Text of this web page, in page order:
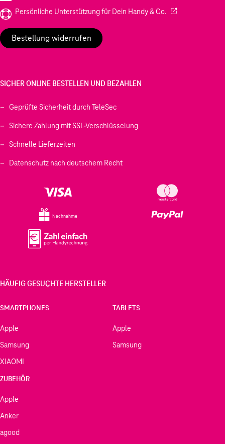
Persönliche Unterstützung für Dein Handy & Co. (Wird in einem
Bestellung widerrufen
SICHER ONLINE BESTELLEN UND BEZAHLEN
Geprüfte Sicherheit durch TeleSec
Sichere Zahlung mit SSL-Verschlüsselung
Schnelle Lieferzeiten
Datenschutz nach deutschem Recht
Nachnahme
HÄUFIG GESUCHTE HERSTELLER
SMARTPHONES
Apple
Samsung
XIAOMI
TABLETS
Apple
Samsung
ZUBEHÖR
Apple
Anker
agood